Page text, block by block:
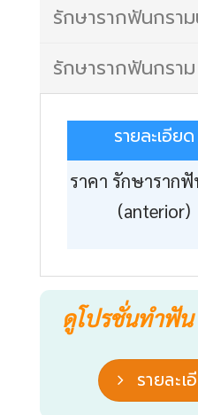
รักษารากฟันกรา
รักษารากฟันกราม
รายละเอียด
ราคา รักษาราก
(anterior)
ดูโปรชั่นทำฟั
รายละ